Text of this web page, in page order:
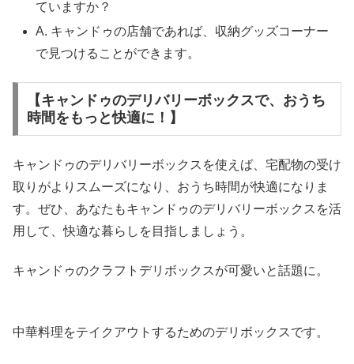
ていますか？
A. キャンドゥの店舗であれば、収納グッズコーナー
で見つけることができます。
【キャンドゥのデリバリーボックスで、おうち
時間をもっと快適に！】
キャンドゥのデリバリーボックスを使えば、宅配物の受け
取りがよりスムーズになり、おうち時間が快適になりま
す。ぜひ、あなたもキャンドゥのデリバリーボックスを活
用して、快適な暮らしを目指しましょう。
キャンドゥのクラフトデリボックスが可愛いと話題に。
中華料理をテイクアウトするためのデリボックスです。